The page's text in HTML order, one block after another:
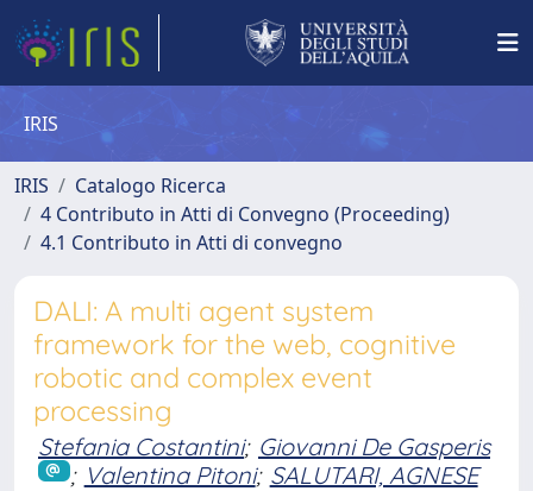
IRIS
IRIS
Catalogo Ricerca
4 Contributo in Atti di Convegno (Proceeding)
4.1 Contributo in Atti di convegno
DALI: A multi agent system
framework for the web, cognitive
robotic and complex event
processing
Stefania Costantini; Giovanni De Gasperis
; Valentina Pitoni; SALUTARI, AGNESE